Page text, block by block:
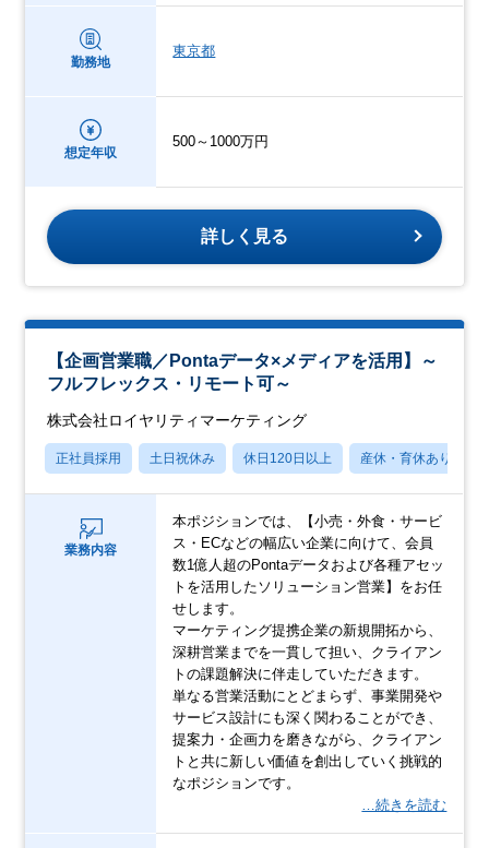
勤務地
東京都
想定年収
500～1000万円
詳しく見る
【企画営業職／Pontaデータ×メディアを活用】～
フルフレックス・リモート可～
株式会社ロイヤリティマーケティング
正社員採用 土日祝休み 休日120日以上 産休・育休あり
業務内容
本ポジションでは、【小売・外食・サービ
ス・ECなどの幅広い企業に向けて、会員
数1億人超のPontaデータおよび各種アセッ
トを活用したソリューション営業】をお任
せします。
マーケティング提携企業の新規開拓から、
深耕営業までを一貫して担い、クライアン
トの課題解決に伴走していただきます。
単なる営業活動にとどまらず、事業開発や
サービス設計にも深く関わることができ、
提案力・企画力を磨きながら、クライアン
トと共に新しい価値を創出していく挑戦的
なポジションです。
…続きを読む